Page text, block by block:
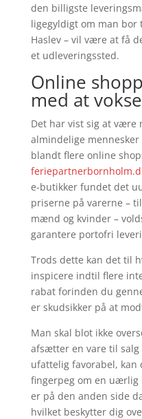
den billigste
ligegyldigt om man
Haslev – vil være at få
et udleveringssted.
Online
med at vokse
Det har vist sig at være
almindelige
blandt flere online
e-butikker fundet det
priserne på varerne –
mænd og kvinder –
garantere portofri
Trods dette kan det til
inspicere indtil flere
rabat forinden du
er skudsikker på at
Man skal blot ikke
afsætter en vare til
ufattelig favorabel,
fingerpeg om en
er på den anden side
hvilket beskytter dig